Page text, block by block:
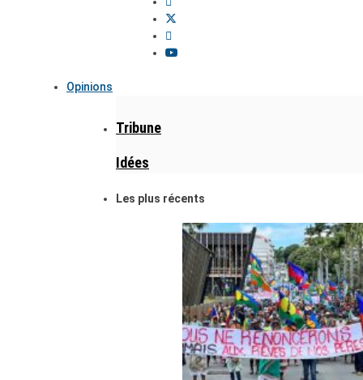
Opinions
Tribune
Idées
Les plus récents